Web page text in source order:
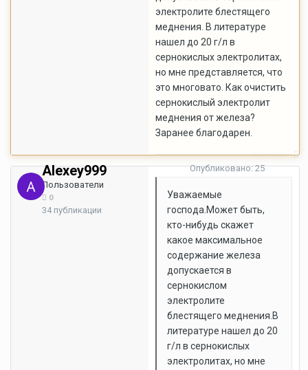
электролите блестящего
меднения. В литературе
нашел до 20 г/л в
сернокислых электролитах,
но мне представляется, что
это многовато. Как очистить
сернокислый электролит
меднения от железа?
Заранее благодарен.
Alexey999
Пользователи
0
34 публикации
Жалоба
Опубликовано:25
Уважаемые
господа.Может быть,
кто-нибудь скажет
какое максимальное
содержание железа
допускается в
сернокислом
электролите
блестящего меднения.В
литературе нашел до 20
г/л в сернокислых
электролитах, но мне